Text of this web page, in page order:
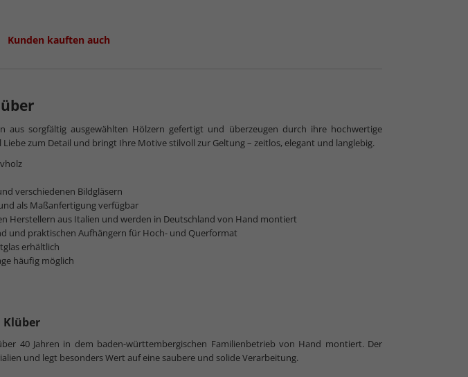
Kunden kauften auch
aus sorgfältig ausgewählten Hölzern gefertigt und überzeugen durch ihre hochwertige
zum Detail und bringt Ihre Motive stilvoll zur Geltung – zeitlos, elegant und langlebig.
verschiedenen Bildgläsern
als Maßanfertigung verfügbar
Herstellern aus Italien und werden in Deutschland von Hand montiert
und praktischen Aufhängern für Hoch- und Querformat
erhältlich
häufig möglich
Klüber
40 Jahren in dem baden-württembergischen Familienbetrieb von Hand montiert. Der
und legt besonders Wert auf eine saubere und solide Verarbeitung.